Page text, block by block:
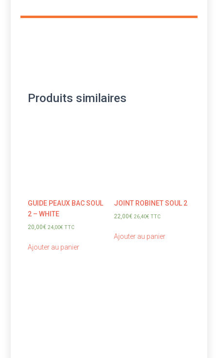
Produits similaires
GUIDE PEAUX BAC SOUL
2 – WHITE
20,00€ 24,00€ TTC
Ajouter au panier
JOINT ROBINET SOUL 2
22,00€ 26,40€ TTC
Ajouter au panier